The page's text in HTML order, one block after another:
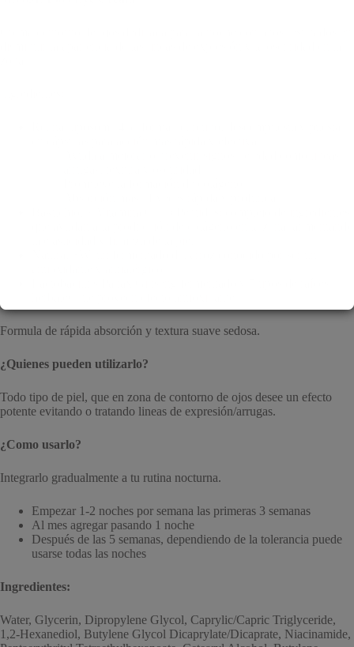
Formula de rápida absorción y textura suave sedosa.
¿Quienes pueden utilizarlo?
Todo tipo de piel, que en zona de contorno de ojos desee un efecto
potente evitando o tratando lineas de expresión/arrugas.
¿Como usarlo?
Integrarlo gradualmente a tu rutina nocturna.
Empezar 1-2 noches por semana las primeras 3 semanas
Al mes agregar pasando 1 noche
Después de las 5 semanas, dependiendo de la tolerancia puede
usarse todas las noches
Ingredientes:
Water, Glycerin, Dipropylene Glycol, Caprylic/Capric Triglyceride,
1,2-Hexanediol, Butylene Glycol Dicaprylate/Dicaprate, Niacinamide,